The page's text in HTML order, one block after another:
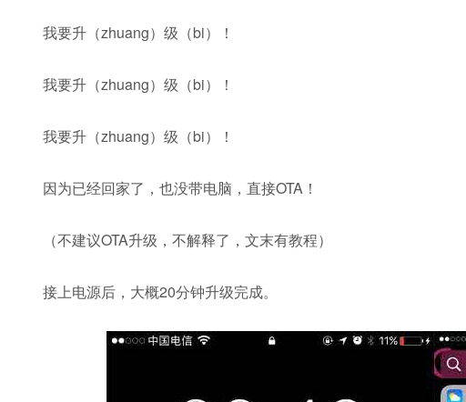
我要升（zhuang）级（bi）！
我要升（zhuang）级（bi）！
我要升（zhuang）级（bi）！
因为已经回家了，也没带电脑，直接OTA！
（不建议OTA升级，不解释了，文末有教程）
接上电源后，大概20分钟升级完成。